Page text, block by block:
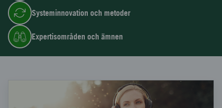
Systeminnovation och metoder
Expertisområden och ämnen